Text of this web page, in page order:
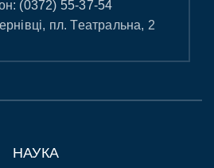
(0372) 55-37-54
пл. Театральна, 2
НАУКА